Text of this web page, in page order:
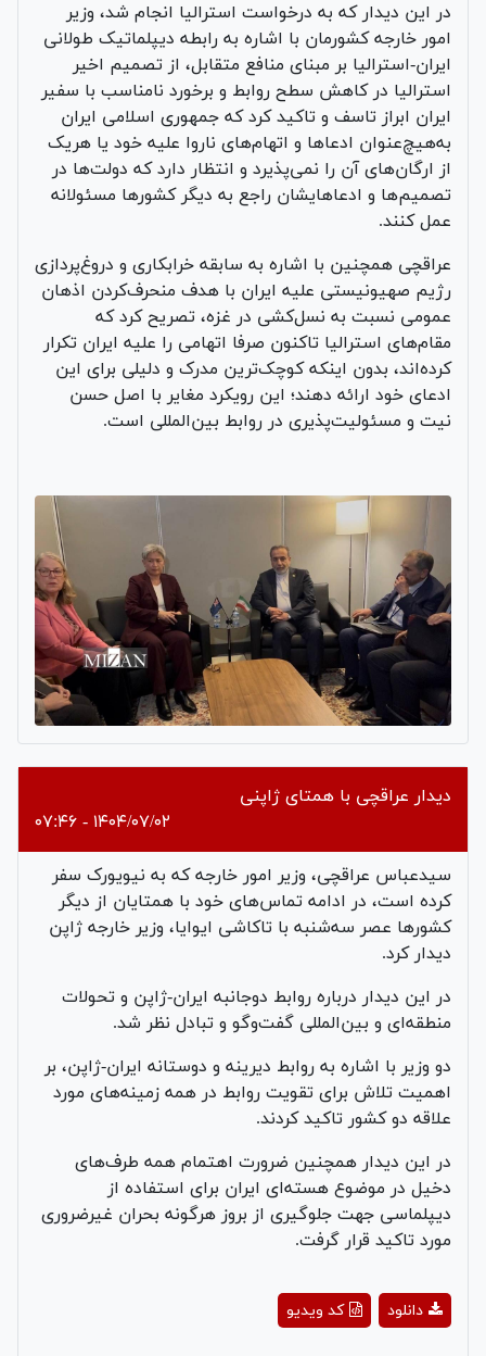
در این دیدار که به درخواست استرالیا انجام شد، وزیر
امور خارجه کشورمان با اشاره به رابطه دیپلماتیک طولانی
ایران-استرالیا بر مبنای منافع متقابل، از تصمیم اخیر
استرالیا در کاهش سطح روابط و برخورد نامناسب با سفیر
ایران ابراز تاسف و تاکید کرد که جمهوری اسلامی ایران
به‌هیچ‌عنوان ادعاها و اتهام‌های ناروا علیه خود یا هریک
از ارگان‌های آن را نمی‌پذیرد و انتظار دارد که دولت‌ها در
تصمیم‌ها و ادعاهایشان راجع به دیگر کشورها مسئولانه
عمل کنند.
عراقچی همچنین با اشاره به سابقه خرابکاری و دروغ‌پردازی
رژیم صهیونیستی علیه ایران با هدف منحرف‌کردن اذهان
عمومی نسبت به نسل‌کشی در غزه، تصریح کرد که
مقام‌های استرالیا تاکنون صرفا اتهامی را علیه ایران تکرار
کرده‌اند، بدون اینکه کوچک‌ترین مدرک و دلیلی برای این
ادعای خود ارائه دهند؛ این رویکرد مغایر با اصل حسن
نیت و مسئولیت‌پذیری در روابط بین‌المللی است.
دیدار عراقچی با همتای ژاپنی
۱۴۰۴/۰۷/۰۲ - ۰۷:۴۶
سیدعباس عراقچی، وزیر امور خارجه که به نیویورک سفر
کرده است، در ادامه تماس‌های خود با همتایان از دیگر
کشورها عصر سه‌شنبه با تاکاشی ایوایا، وزیر خارجه ژاپن
دیدار کرد.
در این دیدار درباره روابط دوجانبه ایران-ژاپن و تحولات
منطقه‌ای و بین‌المللی گفت‌وگو و تبادل نظر شد.
دو وزیر با اشاره به روابط دیرینه و دوستانه ایران-ژاپن، بر
اهمیت تلاش برای تقویت روابط در همه زمینه‌های مورد
علاقه دو کشور تاکید کردند.
در این دیدار همچنین ضرورت اهتمام همه طرف‌های
دخیل در موضوع هسته‌ای ایران برای استفاده از
دیپلماسی جهت جلوگیری از بروز هرگونه بحران غیرضروری
مورد تاکید قرار گرفت.
Playکد ویدیو دانلود